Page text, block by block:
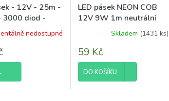
- 12V - 25m -
3000 diod -
bílánedostupné
LED pásek NEON COB
12V 9W 1m neutrální
Skladem (1431 ks)
59 Kč
DO KOŠÍKU